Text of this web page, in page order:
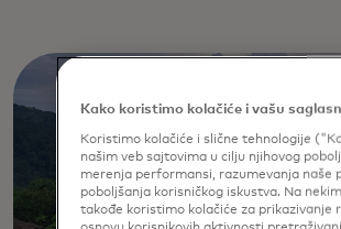
Kako koristimo kolačiće i vašu
Koristimo kolačiće i slične tehnologije
našim veb sajtovima u cilju njihovog
merenja performansi, razumevanja naše
poboljšanja korisničkog iskustva. Na
takođe koristimo kolačiće za prikazivanje